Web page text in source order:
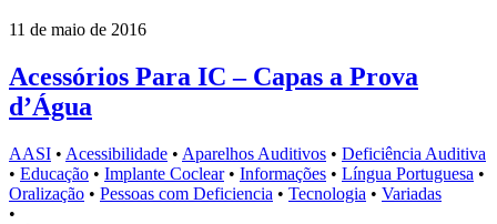
11 de maio de 2016
Acessórios Para IC – Capas a Prova
d’Água
AASI • Acessibilidade • Aparelhos Auditivos • Deficiência Auditiva
• Educação • Implante Coclear • Informações • Língua Portuguesa •
Oralização • Pessoas com Deficiencia • Tecnologia • Variadas
•